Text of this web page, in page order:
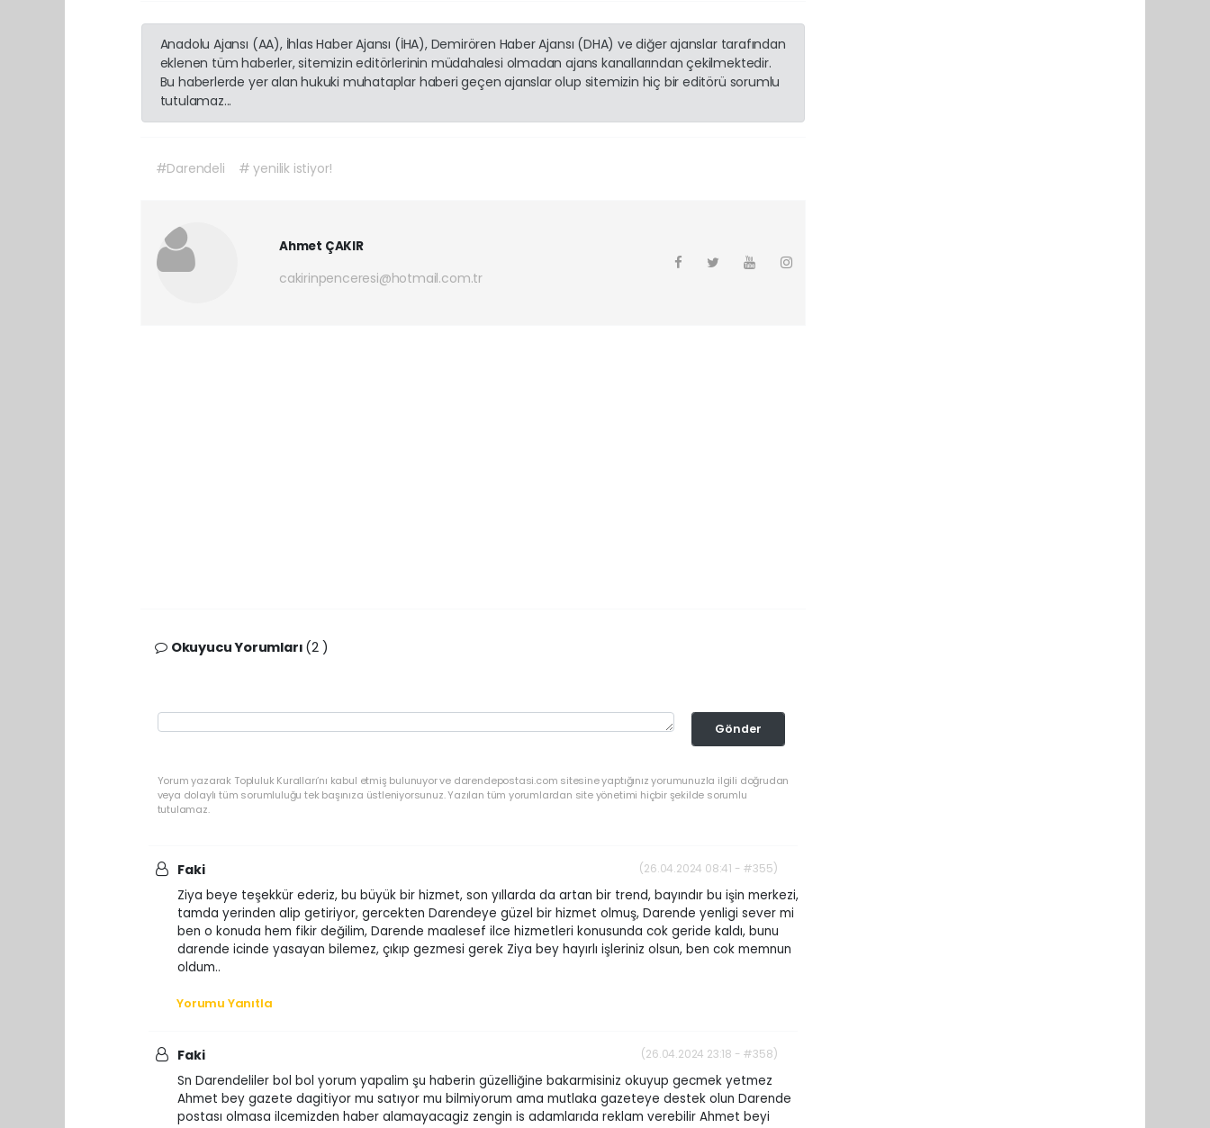
Anadolu Ajansı (AA), İhlas Haber Ajansı (İHA), Demirören Haber Ajansı (DHA) ve diğer ajanslar tarafından
eklenen tüm haberler, sitemizin editörlerinin müdahalesi olmadan ajans kanallarından çekilmektedir.
Bu haberlerde yer alan hukuki muhataplar haberi geçen ajanslar olup sitemizin hiç bir editörü sorumlu
tutulamaz...
#Darendeli # yenilik istiyor!
Ahmet ÇAKIR
cakirinpenceresi@hotmail.com.tr
Okuyucu Yorumları (2 )
Gönder
Yorum yazarak Topluluk Kuralları’nı kabul etmiş bulunuyor ve darendepostasi.com sitesine yaptığınız yorumunuzla ilgili doğrudan
veya dolaylı tüm sorumluluğu tek başınıza üstleniyorsunuz. Yazılan tüm yorumlardan site yönetimi hiçbir şekilde sorumlu
tutulamaz.
Faki (26.04.2024 08:41 - #355)
Ziya beye teşekkür ederiz, bu büyük bir hizmet, son yıllarda da artan bir trend, bayındır bu işin merkezi,
tamda yerinden alip getiriyor, gercekten Darendeye güzel bir hizmet olmuş, Darende yenligi sever mi
ben o konuda hem fikir değilim, Darende maalesef ilce hizmetleri konusunda cok geride kaldı, bunu
darende icinde yasayan bilemez, çıkıp gezmesi gerek Ziya bey hayırlı işleriniz olsun, ben cok memnun
oldum..
Yorumu Yanıtla
Faki (26.04.2024 23:18 - #358)
Sn Darendeliler bol bol yorum yapalim şu haberin güzelliğine bakarmisiniz okuyup gecmek yetmez
Ahmet bey gazete dagitiyor mu satıyor mu bilmiyorum ama mutlaka gazeteye destek olun Darende
postası olmasa ilcemizden haber alamayacagiz zengin is adamlarıda reklam verebilir Ahmet beyi